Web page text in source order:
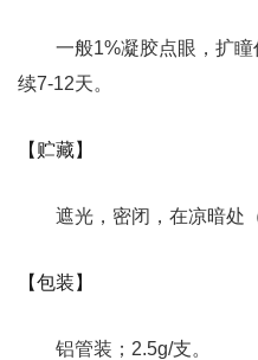
一般1%凝胶点眼，扩
续7-12天。
【贮藏】
遮光，密闭，在凉暗处
【包装】
铝管装；2.5g/支。